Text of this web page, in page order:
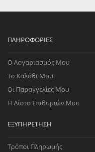
ΠΛΗΡΟΦΟΡΊΕΣ
Ο Λογαριασμός Μου
Το Καλάθι Μου
Οι Παραγγελίες Μου
Η Λίστα Επιθυμιών Μου
ΕΞΥΠΗΡΈΤΗΣΗ
Τρόποι Πληρωμής